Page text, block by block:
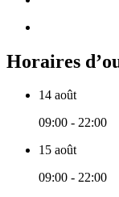
Horaires
14 août
09:00 - 22:00
15 août
09:00 - 22:00